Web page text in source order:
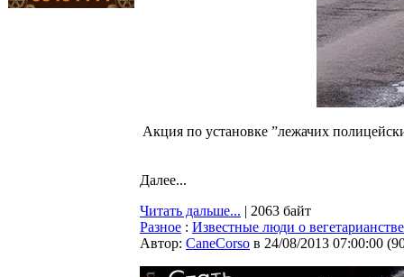
Акция по установке ”лежачих
Далее...
Читать дальше... | 2063 байт
Разное : Известные люди о вегетарианстве
Автор: CaneCorso в 24/08/2013 07:00:00 (